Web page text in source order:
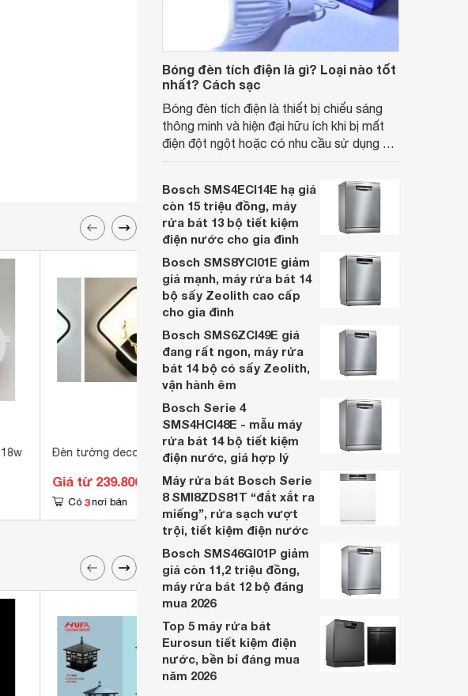
Đèn tường decor CT007
Giá từ 239.800 đ
Có 3 nơi bán
Đèn âm trần AT-136
Giá từ 436.480 đ
Có 4 nơi bán
Bóng đèn tích điện là gì? Loại nào tốt
nhất? Cách sạc
Bóng đèn tích điện là thiết bị chiếu sáng
thông minh và hiện đại hữu ích khi bị mất
điện đột ngột hoặc có nhu cầu sử dụng đi
gì? Loại nào tốt nhất và cách sạc bóng
đèn tích điện qua bài viết sau.
Bosch SMS4ECI14E hạ giá
còn 15 triệu đồng, máy
rửa bát 13 bộ tiết kiệm
điện nước cho gia đình
Bosch SMS8YCI01E giảm
giá mạnh, máy rửa bát 14
bộ sấy Zeolith cao cấp
cho gia đình
Bosch SMS6ZCI49E giá
đang rất ngon, máy rửa
bát 14 bộ có sấy Zeolith,
vận hành êm
Bosch Serie 4
SMS4HCI48E - mẫu máy
rửa bát 14 bộ tiết kiệm
điện nước, giá hợp lý
Máy rửa bát Bosch Serie
8 SMI8ZDS81T “đắt xắt ra
miếng”, rửa sạch vượt
trội, tiết kiệm điện nước
Bosch SMS46GI01P giảm
giá còn 11,2 triệu đồng,
máy rửa bát 12 bộ đáng
mua 2026
Top 5 máy rửa bát
Eurosun tiết kiệm điện
nước, bền bỉ đáng mua
năm 2026